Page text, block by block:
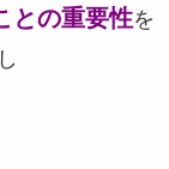
との重要性を